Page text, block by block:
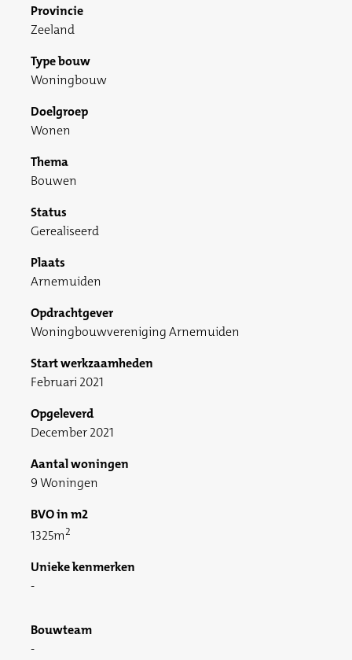
Provincie
Zeeland
Type bouw
Woningbouw
Doelgroep
Wonen
Thema
Bouwen
Status
Gerealiseerd
Plaats
Arnemuiden
Opdrachtgever
Woningbouwvereniging Arnemuiden
Start werkzaamheden
Februari 2021
Opgeleverd
December 2021
Aantal woningen
9 Woningen
BVO in m2
1325m2
Unieke kenmerken
Bouwteam